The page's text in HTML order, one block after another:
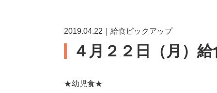
2019.04.22｜給食ピックアップ
４月２２日（月）給
★幼児食★